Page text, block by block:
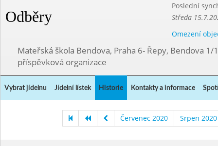
Odběry
Poslední
Středa
Omezení
Mateřská škola Bendova, Praha 6- Řepy, Bendova 1/
příspěvková organizace
Vybrat jídelnu Jídelní lístek Historie Kontakty a informace
Červenec 2020 Srpen 2020